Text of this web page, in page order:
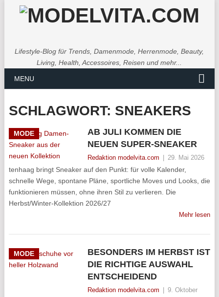
Lifestyle-Blog für Trends, Damenmode, Herrenmode, Beauty,
Living, Health, Accessoires, Reisen und mehr...
MENU
SCHLAGWORT: SNEAKERS
MODE
AB JULI KOMMEN DIE
NEUEN SUPER-SNEAKER
Redaktion modelvita.com 29. Mai 2026
tenhaag bringt Sneaker auf den Punkt: für volle Kalender,
schnelle Wege, spontane Pläne, sportliche Moves und Looks, die
funktionieren müssen, ohne ihren Stil zu verlieren. Die
Herbst/Winter-Kollektion 2026/27
Mehr lesen
MODE
BESONDERS IM HERBST IST
DIE RICHTIGE AUSWAHL
ENTSCHEIDEND
Redaktion modelvita.com
9. Oktober